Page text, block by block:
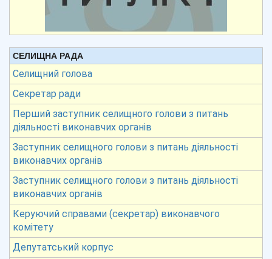
СЕЛИЩНА РАДА
Селищний голова
Секретар ради
Перший заступник селищного голови з питань
діяльності виконавчих органів
Заступник селищного голови з питань діяльності
виконавчих органів
Заступник селищного голови з питань діяльності
виконавчих органів
Керуючий справами (секретар) виконавчого
комітету
Депутатський корпус